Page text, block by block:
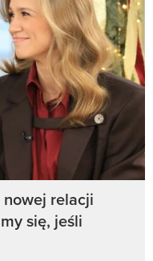
relacji
się, jeśli